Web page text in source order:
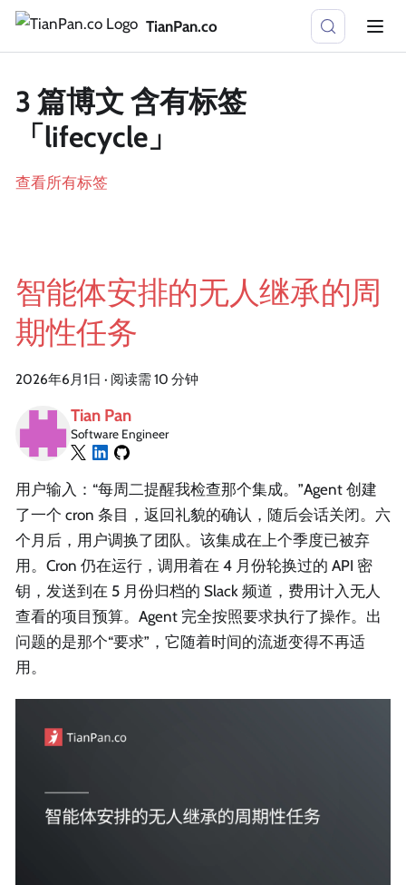
TianPan.co
3 篇博文 含有标签
「lifecycle」
查看所有标签
智能体安排的无人继承的周
期性任务
2026年6月1日 · 阅读需 10 分钟
Tian Pan
Software Engineer
用户输入：“每周二提醒我检查那个集成。”Agent 创建
了一个 cron 条目，返回礼貌的确认，随后会话关闭。六
个月后，用户调换了团队。该集成在上个季度已被弃
用。Cron 仍在运行，调用着在 4 月份轮换过的 API 密
钥，发送到在 5 月份归档的 Slack 频道，费用计入无人
查看的项目预算。Agent 完全按照要求执行了操作。出
问题的是那个“要求”，它随着时间的流逝变得不再适
用。